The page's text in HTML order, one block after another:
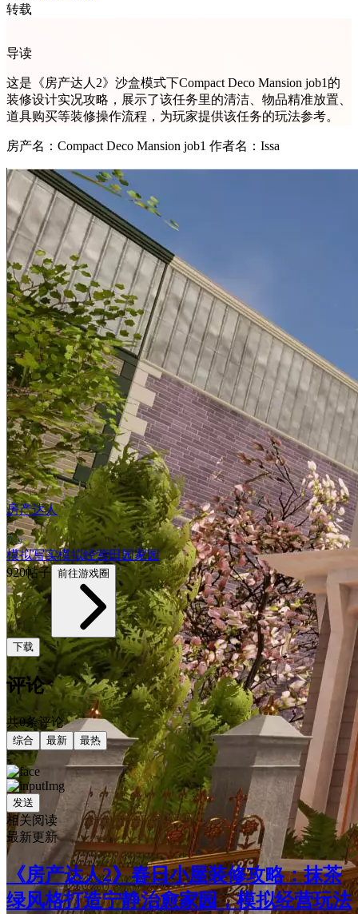
转载
导读
这是《房产达人2》沙盒模式下Compact Deco Mansion job1的
装修设计实况攻略，展示了该任务里的清洁、物品精准放置、
道具购买等装修操作流程，为玩家提供该任务的玩法参考。
房产名：Compact Deco Mansion job1 作者名：Issa
房产达人
7.6
模拟写实模拟经营田园家园
920帖子 前往游戏圈
下载
评论
共0条评论
综合 最新 最热
发送
相关阅读
最新更新
《房产达人2》春日小屋装修攻略：抹茶
绿风格打造宁静治愈家园，模拟经营玩法